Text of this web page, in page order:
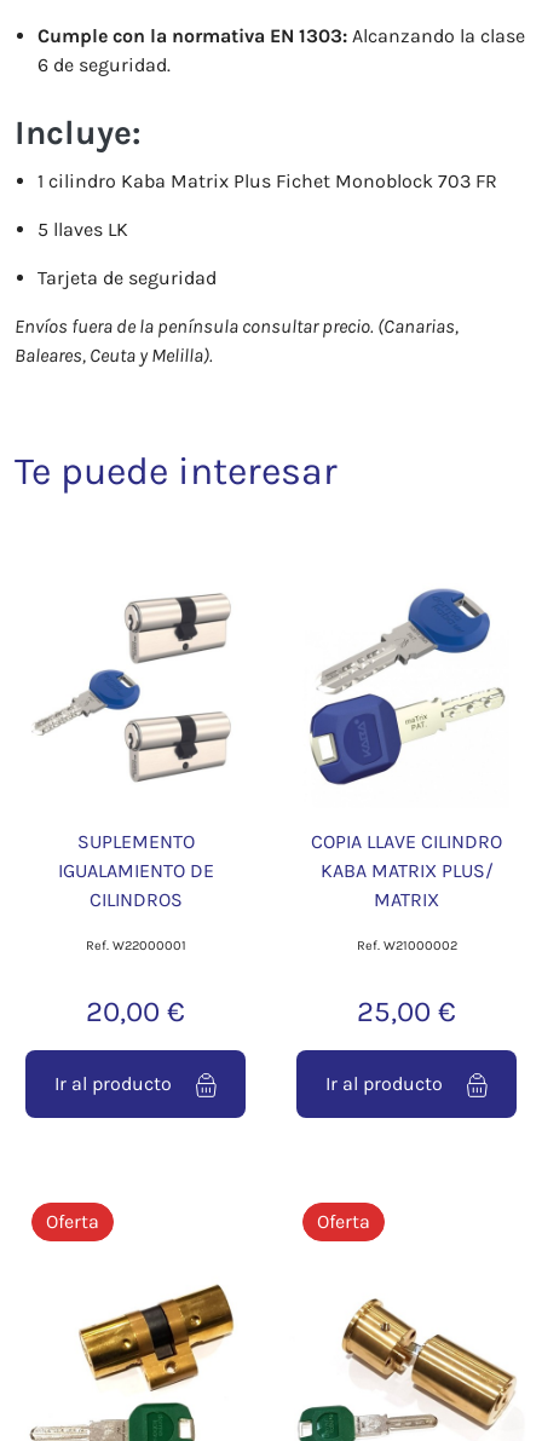
Cumple con la normativa EN 1303: Alcanzando la clase
6 de seguridad.
Incluye:
1 cilindro Kaba Matrix Plus Fichet Monoblock 703 FR
5 llaves LK
Tarjeta de seguridad
Envíos fuera de la península consultar precio. (Canarias,
Baleares, Ceuta y Melilla).
Te puede interesar
SUPLEMENTO
IGUALAMIENTO DE
CILINDROS
Ref. W22000001
20,00 €
Ir al producto
COPIA LLAVE CILINDRO
KABA MATRIX PLUS/
MATRIX
Ref. W21000002
25,00 €
Ir al producto
Oferta Oferta